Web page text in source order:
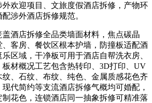
欢迎项目、文旅度假酒店拆修，产物环
涉外酒店拆修规范。
店拆修全品类墙面材料，焦点碳晶
客房、餐饮区根本护墙，防撞板适配酒
区域，干净板可用于酒店自帮洗衣房、
板材概况工艺包含热转印、3D打印、UV
、石纹、布纹、纯色、金属质感花色齐
代简约等支流酒店拆修气概均可婚配，
制花色，连锁酒店同一抽象拆修可精准落